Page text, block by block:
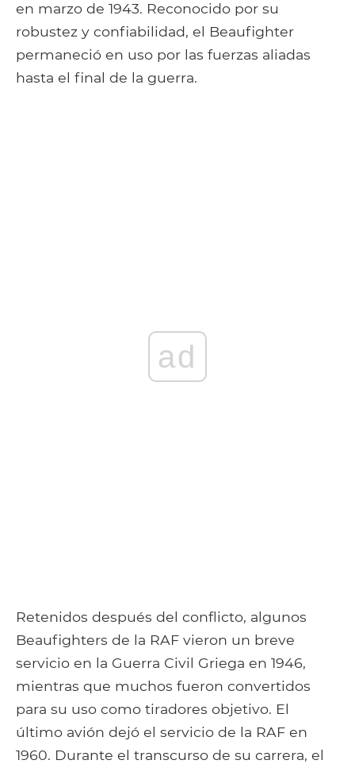
en marzo de 1943. Reconocido por su
robustez y confiabilidad, el Beaufighter
permaneció en uso por las fuerzas aliadas
hasta el final de la guerra.
ad
Retenidos después del conflicto, algunos
Beaufighters de la RAF vieron un breve
servicio en la Guerra Civil Griega en 1946,
mientras que muchos fueron convertidos
para su uso como tiradores objetivo. El
último avión dejó el servicio de la RAF en
1960. Durante el transcurso de su carrera, el